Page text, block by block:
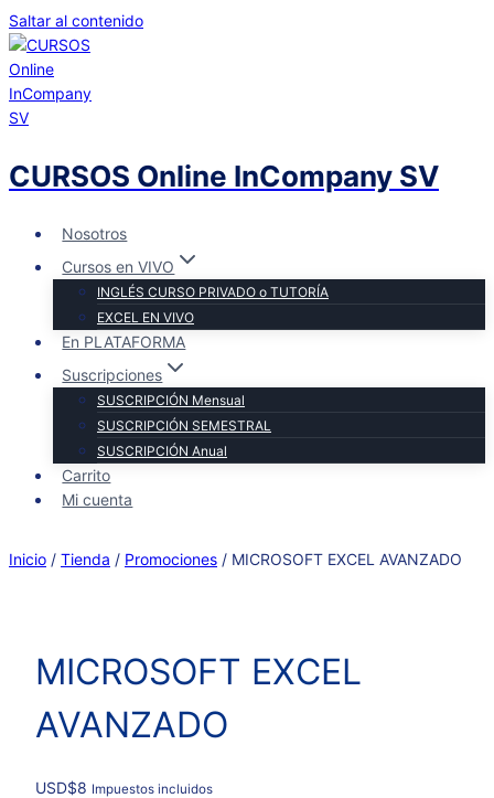
Saltar al contenido
CURSOS Online InCompany SV
Nosotros
Cursos en VIVO
INGLÉS CURSO PRIVADO o TUTORÍA
EXCEL EN VIVO
En PLATAFORMA
Suscripciones
SUSCRIPCIÓN Mensual
SUSCRIPCIÓN SEMESTRAL
SUSCRIPCIÓN Anual
Carrito
Mi cuenta
Inicio / Tienda / Promociones / MICROSOFT EXCEL AVANZADO
MICROSOFT EXCEL
AVANZADO
USD$8 Impuestos incluidos